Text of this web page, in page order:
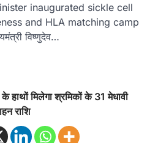
inaugurated sickle cell
and HLA matching camp
विष्णुदेव…
मिलेगा श्रमिकों के 31 मेधावी
राशि